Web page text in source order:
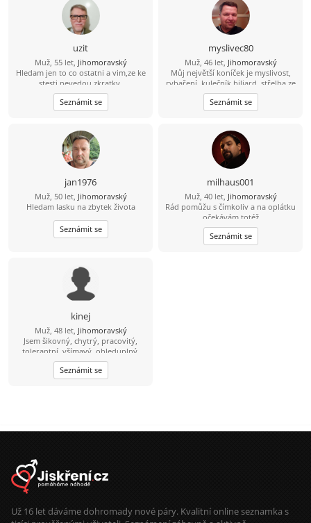
uzit
Muž, 55 let, Jihomoravský
Hledam jen to co ostatni a vim,ze ke
stesti nevedou zkratky.
Seznámit se
myslivec80
Muž, 46 let, Jihomoravský
Můj největší koníček je myslivost,
rybaření, kulečník biliard, střelba ze
zbraní brokovnice, šipky, šachy
petanque, kostky, mám rád psy,
zvířata, rád se bavím, tancuji, trochu
výlety. Mám rád dobré jídlo hlavně
maso, piju víno pivo i nějakého
panáčka. Vykládám vtipy, umím si
udělat srandu i ze sebe. Jsem
normální chlap mám rád upřímnost,
co na srdci to na jazyku, držím slovo,
myslím že jsem férový a rovný chlap.
Seznámit se
jan1976
Muž, 50 let, Jihomoravský
Hledam lasku na zbytek života
Seznámit se
milhaus001
Muž, 40 let, Jihomoravský
Rád pomůžu s čímkoliv a na oplátku
očekávám totéž
Seznámit se
kinej
Muž, 48 let, Jihomoravský
Jsem šikovný, chytrý, pracovitý,
tolerantní, všímavý, ohleduplný,
slušně vychovaný muž, kterých je na
světě nezadaných málo :-). Mám rád
procházky v přírodě, cestování,
tmavšími vlasy, hnědýma očima a
setkáme se a uvidíme, jestli přeskočí
jiskra :-).
Seznámit se
Už 16 let dáváme dohromady nové páry. Kvalitní online seznamka s